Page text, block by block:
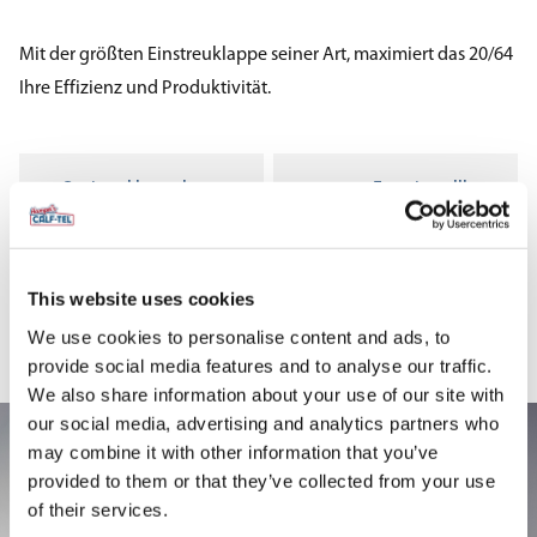
This website uses cookies
We use cookies to personalise content and ads, to
provide social media features and to analyse our traffic.
We also share information about your use of our site with
our social media, advertising and analytics partners who
may combine it with other information that you’ve
provided to them or that they’ve collected from your use
of their services.
Mit der größten Einstreuklappe seiner Art, maximiert das 20/64
Ihre Effizienz und Produktivität.
Beitragsnavigation
offene Front
Belüftung →